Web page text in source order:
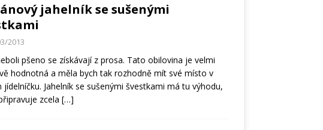
jahelník se sušenými
2013
pšeno se získávají z prosa. Tato obilovina je velmi
hodnotná a měla bych tak rozhodně mít své místo v
jídelníčku. Jahelník se sušenými švestkami má tu výhodu,
zcela […]